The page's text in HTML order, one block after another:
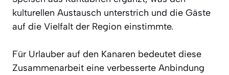
kulturellen Austausch unterstrich und die Gäste
auf die Vielfalt der Region einstimmte.
Für Urlauber auf den Kanaren bedeutet diese
Zusammenarbeit eine verbesserte Anbindung